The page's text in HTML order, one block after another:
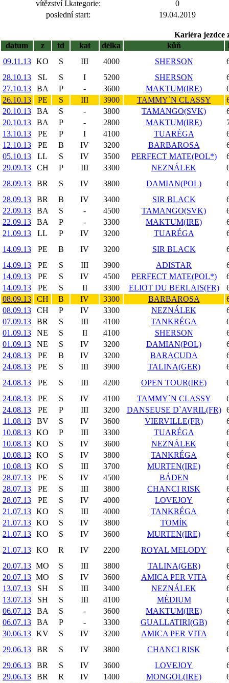
vítězství I.kategorie:
0
poslední start:
19.04.2019
Kariéra jezdce
datum
z td kat délka kůň
09.11.13
KO S III 4000 SHERSON
28.10.13
SL S I 5200 SHERSON
27.10.13
BA P - 3600 MAKTUM(IRE)
26.10.13
PE S III 3900 TAMMY`N CLASSY
20.10.13
BA S - 3800 TAMANGO(SVK)
20.10.13
BA P - 2800 MAKTUM(IRE)
13.10.13
PE P I 4100 TUARÉGA
12.10.13
PE B IV 3200 BARBAROSA
05.10.13
LL S IV 3500 PERFECT MATE(POL*)
29.09.13
CH P III 3300 NEZNÁLEK
28.09.13
BR S IV 3800 DAMIAN(POL)
28.09.13
BR B IV 3400 SIR BLACK
22.09.13
BA S - 4500 TAMANGO(SVK)
22.09.13
BA P - 3300 MAKTUM(IRE)
21.09.13
LL P IV 3200 TUARÉGA
14.09.13
PE B IV 3200 SIR BLACK
14.09.13
PE S III 3900 ADISTAR
14.09.13
PE S IV 4500 PERFECT MATE(POL*)
14.09.13
PE S II 3300 ELIOT DU BERLAIS(FR)
08.09.13
CH B IV 3300 BARBAROSA
08.09.13
CH P IV 3300 NEZNÁLEK
07.09.13
BR S III 4100 TANKRÉGA
01.09.13
NE S II 4100 SHERSON
01.09.13
NE S IV 3200 DAMIAN(POL)
24.08.13
PE B IV 3200 BARACUDA
24.08.13
PE S III 3900 TALINA(GER)
24.08.13
PE S III 4200 OPEN TOUR(IRE)
24.08.13
PE S IV 4100 TAMMY`N CLASSY
24.08.13
PE P III 3200 DANSEUSE D`AVRIL(FR)
11.08.13
BV S IV 3600 VIERVILLE(FR)
10.08.13 KO P III 3300 TUARÉGA
10.08.13 KO S IV 3600 NEZNÁLEK
10.08.13 KO S IV 3800 TANKRÉGA
10.08.13 KO S III 3700 MURTEN(IRE)
28.07.13
PE S IV 4500 BÁDEN
28.07.13
PE S III 3800 CHANCI RISK
28.07.13
PE S IV 4000 LOVEJOY
21.07.13 KO S III 4000 TANKRÉGA
21.07.13 KO S IV 3800 TOMÍK
21.07.13 KO S IV 3600 MURTEN(IRE)
21.07.13 KO R IV 2200 ROYAL MELODY
20.07.13 MO S III 3800 TALINA(GER)
20.07.13 MO S IV 3600 AMICA PER VITA
13.07.13
SH S III 3400 NEZNÁLEK
13.07.13
SH S III 4100 MÉDIUM
06.07.13
BA S - 3600 MAKTUM(IRE)
06.07.13
BA P - 3300 GUALLATIRI(GB)
30.06.13 KV S IV 3200 AMICA PER VITA
29.06.13
BR S IV 3800 CHANCI RISK
29.06.13
BR S IV 3600 LOVEJOY
29.06.13
BR R IV 1400 MONGOL(IRE)